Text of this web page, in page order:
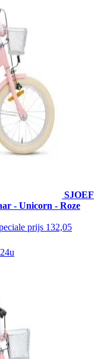
SJOEF
- Unicorn - Roze
prijs 132,05